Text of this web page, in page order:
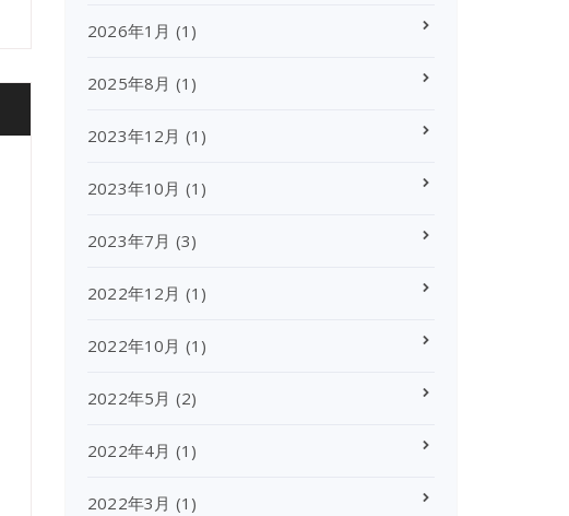
2026年1月 (1)
2025年8月 (1)
2023年12月 (1)
2023年10月 (1)
2023年7月 (3)
2022年12月 (1)
2022年10月 (1)
2022年5月 (2)
2022年4月 (1)
2022年3月 (1)